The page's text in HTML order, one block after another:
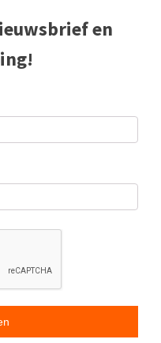
en